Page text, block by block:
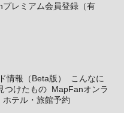
プレミアム会員登録（有
情報（Beta版）
こんなに
つけたもの MapFanオンラ
ホテル・旅館予約